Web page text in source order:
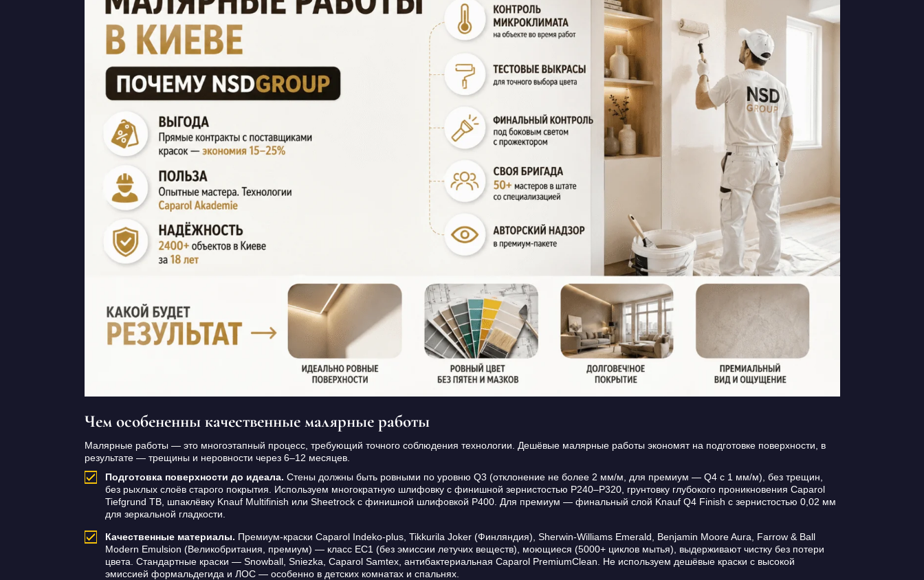
Чем особененны качественные малярные работы
Малярные работы — это многоэтапный процесс, требующий точного соблюдения технологии. Дешёвые малярные работы экономят на подготовке поверхности, в
результате — трещины и неровности через 6–12 месяцев.
Подготовка поверхности до идеала. Стены должны быть ровными по уровню Q3 (отклонение не более 2 мм/м, для премиум — Q4 с 1 мм/м), без трещин,
без рыхлых слоёв старого покрытия. Используем многократную шлифовку с финишной зернистостью P240–P320, грунтовку глубокого проникновения Caparol
Tiefgrund TB, шпаклёвку Knauf Multifinish или Sheetrock с финишной шлифовкой P400. Для премиум — финальный слой Knauf Q4 Finish с зернистостью 0,02 мм
для зеркальной гладкости.
Качественные материалы. Премиум-краски Caparol Indeko-plus, Tikkurila Joker (Финляндия), Sherwin-Williams Emerald, Benjamin Moore Aura, Farrow & Ball
Modern Emulsion (Великобритания, премиум) — класс EC1 (без эмиссии летучих веществ), моющиеся (5000+ циклов мытья), выдерживают чистку без потери
цвета. Стандартные краски — Snowball, Sniezka, Caparol Samtex, антибактериальная Caparol PremiumClean. Не используем дешёвые краски с высокой
эмиссией формальдегида и ЛОС — особенно в детских комнатах и спальнях.